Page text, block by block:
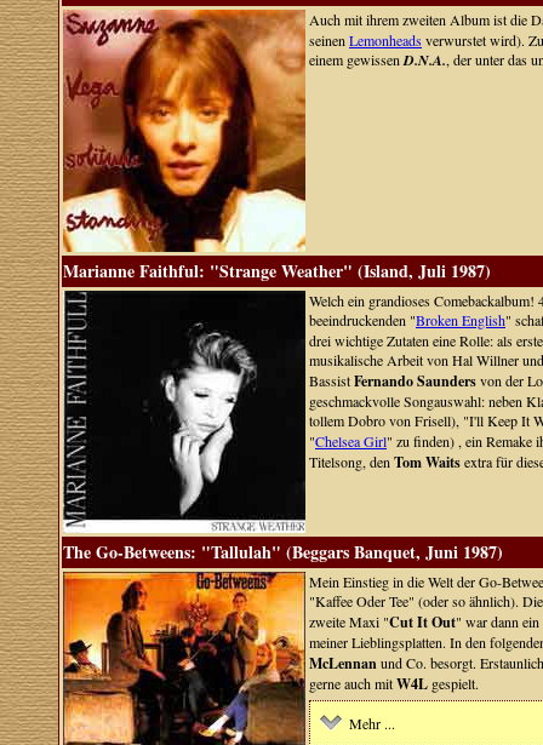
Auch mit ihrem zweiten Album ist die
seinen Lemonheadsverwurstet wird).
einem gewissen D.N.A., der unter das
Marianne Faithful: "Strange Weather" (Island, Juli 1987)
Welch ein grandioses
beeindruckenden "Broken English"
drei wichtige Zutaten eine Rolle: als
musikalische Arbeit von Hal Willner
BassistFernando Saundersvon der
geschmackvolle Songauswahl: neben
tollem Dobro von Frisell), "I'll Keep It
"Chelsea Girl" zu finden) , ein Remake
Titelsong, den Tom Waitsextra für
The Go-Betweens: "Tallulah" (Beggars Banquet, Juni 1987)
Mein Einstieg in die Welt der Go-
"Kaffee Oder Tee" (oder so ähnlich).
zweite Maxi "Cut It Out" war dann
meiner Lieblingsplatten. In den
McLennanund Co. besorgt.
gerne auch mitW4L gespielt.
Mehr ...